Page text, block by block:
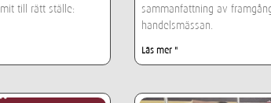
till rätt ställe:
sammanfattning av
handelsmässan.
Läs mer "